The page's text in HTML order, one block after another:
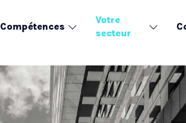
Compétences
Votre
secteur